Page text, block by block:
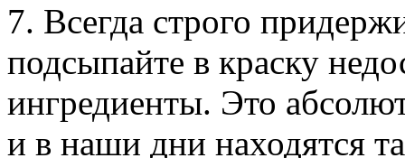
7. Всегда строго
подсыпайте в краску
ингредиенты. Это
и в наши дни находятся